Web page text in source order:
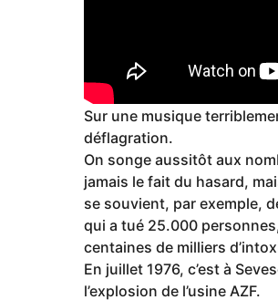
Sur une musique
déflagration.
On songe aussitôt aux
jamais le fait du hasard,
se souvient, par exemple,
qui a tué 25.000
centaines de milliers
En juillet 1976, c’est à
l’explosion de l’usine AZF.